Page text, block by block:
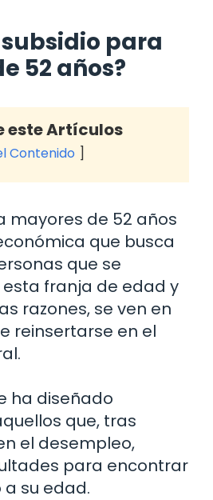
subsidio para
52 años?
este Artículos
Contenido
mayores de 52 años
que busca
que se
franja de edad y
razones, se ven en
reinsertarse en el
ha diseñado
que, tras
el desempleo,
para encontrar
su edad.